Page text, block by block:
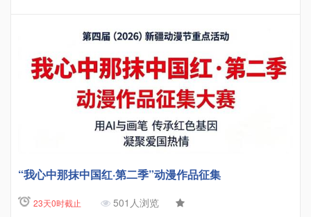
“我心中那抹中国红·第二季”动漫作品征集
23天0时截止 501人浏览